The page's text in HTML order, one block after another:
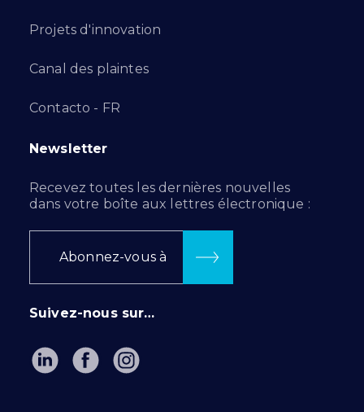
Projets d'innovation
Canal des plaintes
Contacto - FR
Newsletter
Recevez toutes les dernières nouvelles
dans votre boîte aux lettres électronique :
Abonnez-vous à
Suivez-nous sur…